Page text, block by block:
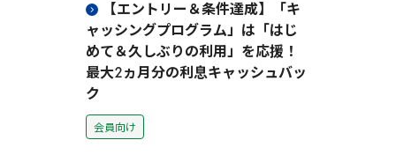
【エントリー＆条件達成】「キ
ャッシングプログラム」は「はじ
めて＆久しぶりの利用」を応援！
最大2ヵ月分の利息キャッシュバッ
ク
会員向け